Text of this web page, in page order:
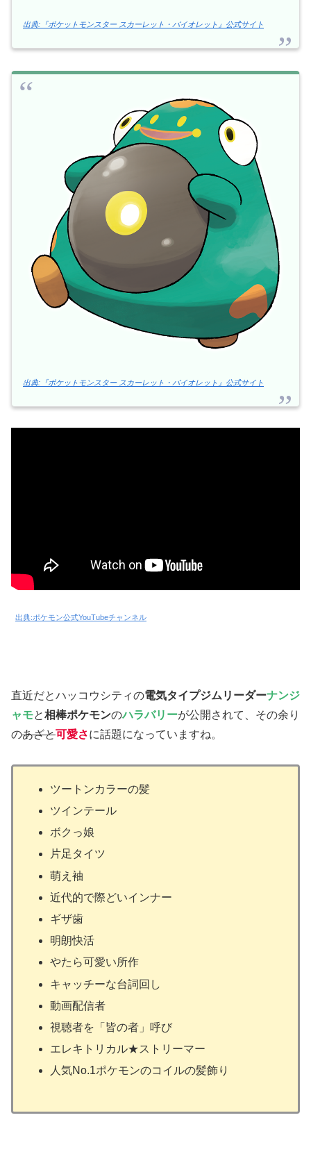
出典:『ポケットモンスター スカーレット・バイオレット』公式サイト
出典:『ポケットモンスター スカーレット・バイオレット』公式サイト
出典:ポケモン公式YouTubeチャンネル
直近だとハッコウシティの電気タイプジムリーダーナンジ
ャモと相棒ポケモンのハラバリーが公開されて、その余り
のあざと可愛さに話題になっていますね。
ツートンカラーの髪
ツインテール
ボクっ娘
片足タイツ
萌え袖
近代的で際どいインナー
ギザ歯
明朗快活
やたら可愛い所作
キャッチーな台詞回し
動画配信者
視聴者を「皆の者」呼び
エレキトリカル★ストリーマー
人気No.1ポケモンのコイルの髪飾り